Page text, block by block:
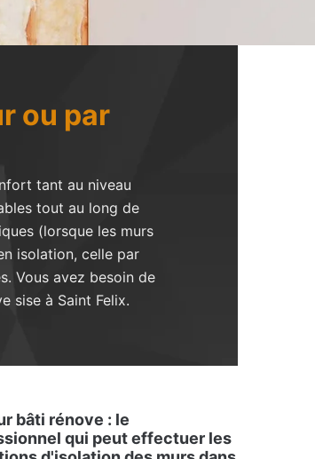
ou par
tant au niveau
tout au long de
(lorsque les murs
isolation, celle par
Vous avez besoin de
sise à Saint Felix.
bâti rénove : le
qui peut effectuer les